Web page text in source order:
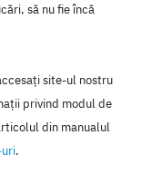
să nu fie încă
site-ul nostru
privind modul de
din manualul
.